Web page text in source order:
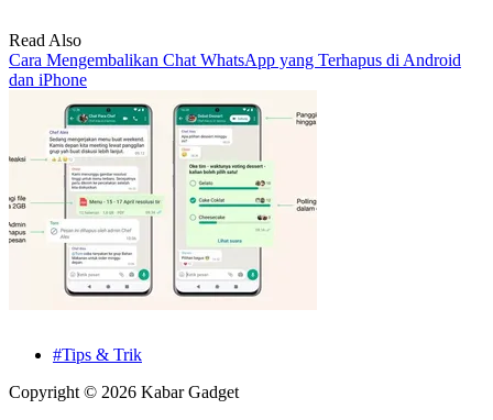
Read Also
Cara Mengembalikan Chat WhatsApp yang Terhapus di Android
dan iPhone
#Tips & Trik
Copyright © 2026 Kabar Gadget